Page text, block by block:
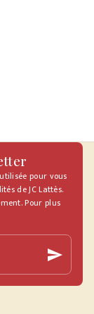
pour vous
de JC Lattès.
Pour plus
send